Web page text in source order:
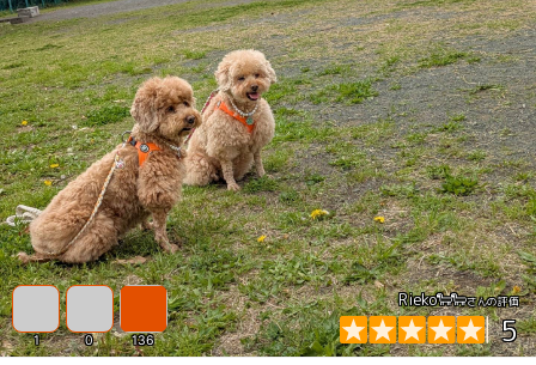
Rieko🐑🐑さんの評価
5
1 0 136